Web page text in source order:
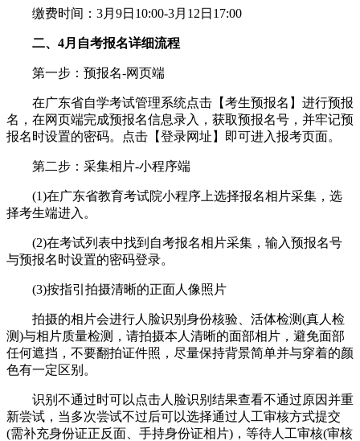
缴费时间：3月9日10:00-3月12日17:00
二、4月自考报名详细流程
第一步：预报名-网页端
在广东省自学考试管理系统点击【考生预报名】进行预报
名，在网页端完成预报名信息录入，获取预报名号，并牢记预
报名时设置的密码。点击【登录网址】即可进入报考页面。
第二步：采集相片-小程序端
(1)在广东省教育考试院小程序上选择报名相片采集，选
择考生端进入。
(2)在考试列表中找到自考报名相片采集，输入预报名号
与预报名时设置的密码登录。
(3)按指引拍摄清晰的正面人像照片
拍摄的相片会进行人脸识别身份核验、活体检测(真人检
测)与相片质量检测，请拍摄本人清晰的面部相片，避免面部
任何遮挡，不要翻拍证件照，尽量保持背景简单并与穿着的颜
色有一定区别。
识别不通过时可以点击人脸识别结果查看不通过原因并重
新尝试，当多次尝试不过后可以选择通过人工审核方式提交
(需补充身份证正反面、手持身份证相片)，等待人工审核(审核